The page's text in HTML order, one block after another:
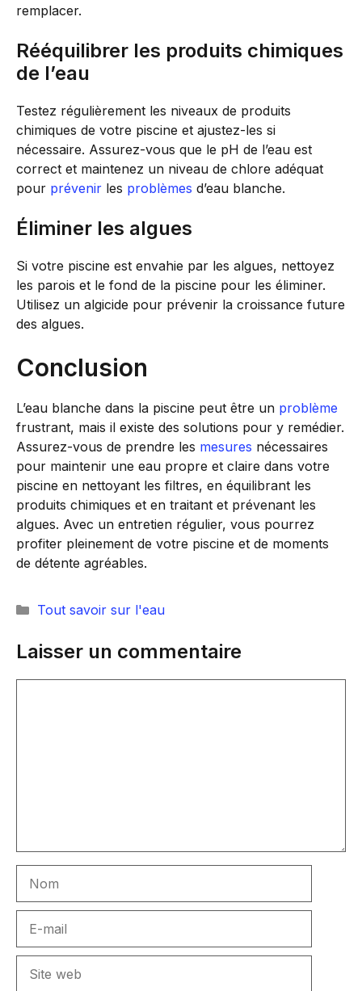
remplacer.
Rééquilibrer les produits chimiques
de l’eau
Testez régulièrement les niveaux de produits
chimiques de votre piscine et ajustez-les si
nécessaire. Assurez-vous que le pH de l’eau est
correct et maintenez un niveau de chlore adéquat
pour prévenir les problèmes d’eau blanche.
Éliminer les algues
Si votre piscine est envahie par les algues, nettoyez
les parois et le fond de la piscine pour les éliminer.
Utilisez un algicide pour prévenir la croissance future
des algues.
Conclusion
L’eau blanche dans la piscine peut être un problème
frustrant, mais il existe des solutions pour y remédier.
Assurez-vous de prendre les mesures nécessaires
pour maintenir une eau propre et claire dans votre
piscine en nettoyant les filtres, en équilibrant les
produits chimiques et en traitant et prévenant les
algues. Avec un entretien régulier, vous pourrez
profiter pleinement de votre piscine et de moments
de détente agréables.
Catégories
Tout savoir sur l'eau
Laisser un commentaire
mail
web